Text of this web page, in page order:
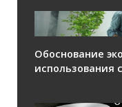
Обоснование
использования